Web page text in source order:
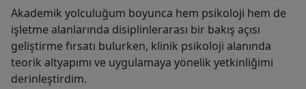
Akademik yolculuğum boyunca hem psikoloji hem de
işletme alanlarında disiplinlerarası bir bakış açısı
geliştirme fırsatı bulurken, klinik psikoloji alanında
teorik altyapımı ve uygulamaya yönelik yetkinliğimi
derinleştirdim.